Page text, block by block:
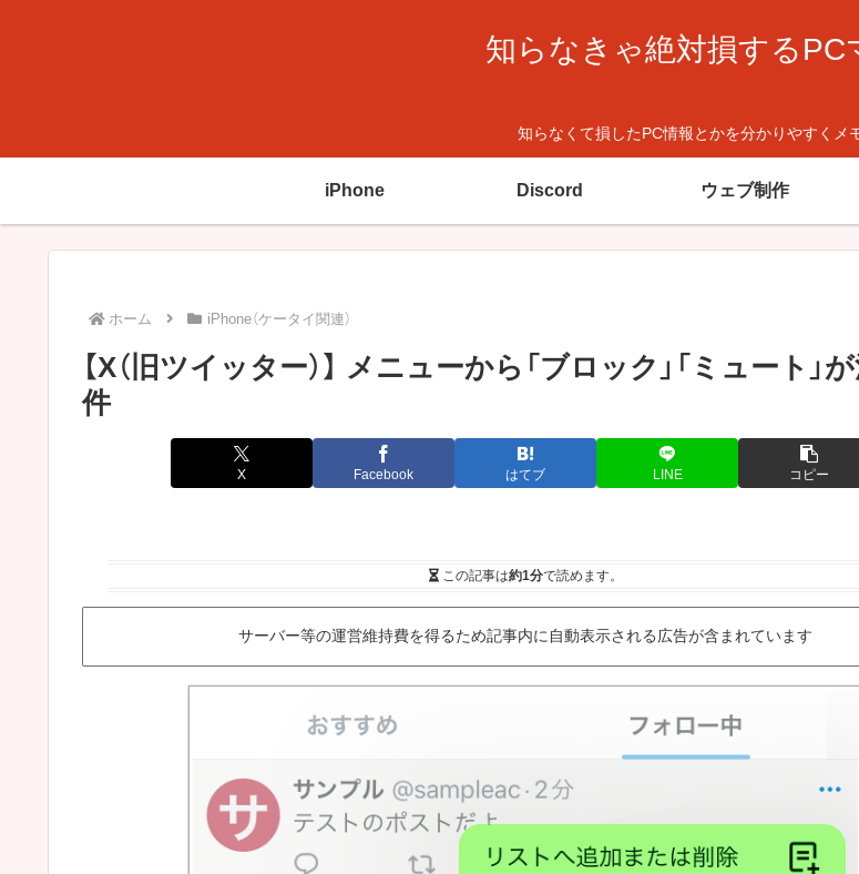
知らなきゃ絶対損するPC
知らなくて損したPC情報とかを分かりやすくメ
iPhone Discord ウェブ制作
ホーム iPhone（ケータイ関連）
【X（旧ツイッター）】 メニューから「ブロック」「ミュート」
件
X Facebook はてブ LINE コピー
この記事は約1分で読めます。
サーバー等の運営維持費を得るため記事内に自動表示される広告が含まれています